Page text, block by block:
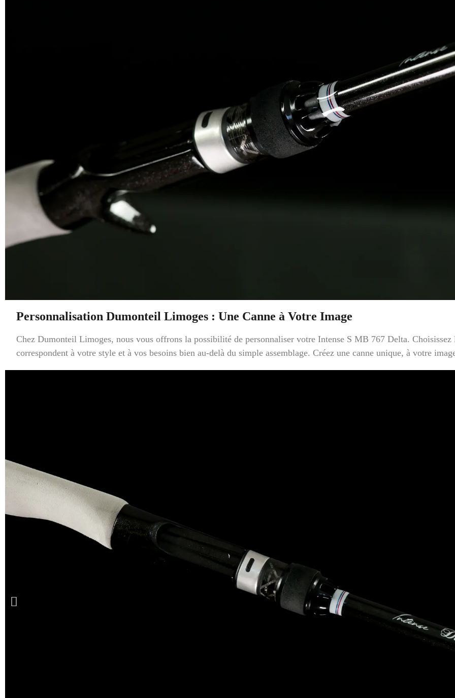
Personnalisation Dumonteil Limoges : Une Canne à Votre Image
Chez Dumonteil Limoges, nous vous offrons la possibilité de personnaliser votre Intense S MB 767 Delta.
correspondent à votre style et à vos besoins bien au-delà du simple assemblage. Créez une canne unique, à votre